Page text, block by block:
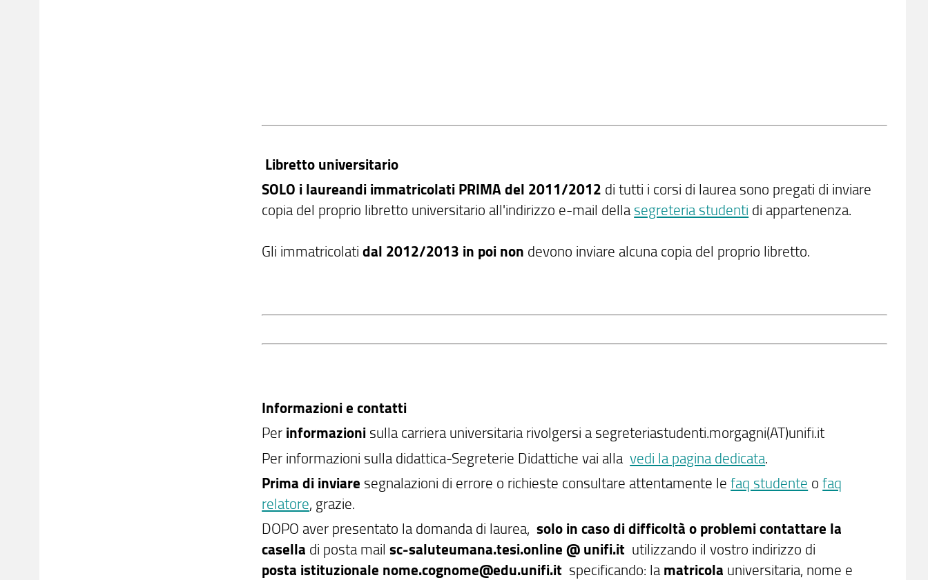
Libretto universitario
SOLO i laureandi immatricolati PRIMA del 2011/2012 di tutti i corsi di laurea sono pregati di inviare
copia del proprio libretto universitario all'indirizzo e-mail dellasegreteria studenti di appartenenza.
Gli immatricolatidal 2012/2013 in poi non devono inviare alcuna copia del proprio libretto.
Informazioni e contatti
Per informazioni sulla carriera universitaria rivolgersi a segreteriastudenti.morgagni(AT)unifi.it
Per informazioni sulla didattica-Segreterie Didattiche vai allavedi la pagina dedicata.
Prima di inviare segnalazioni di errore o richieste consultare attentamente lefaq studente ofaq
relatore, grazie.
DOPO aver presentato la domanda di laurea,solo in caso di difficoltà o problemi contattare la
casella di posta mailsc-saluteumana.tesi.online @ unifi.it utilizzando il vostro indirizzo di
posta istituzionale nome.cognome@edu.unifi.it specificando: lamatricola universitaria, nome e